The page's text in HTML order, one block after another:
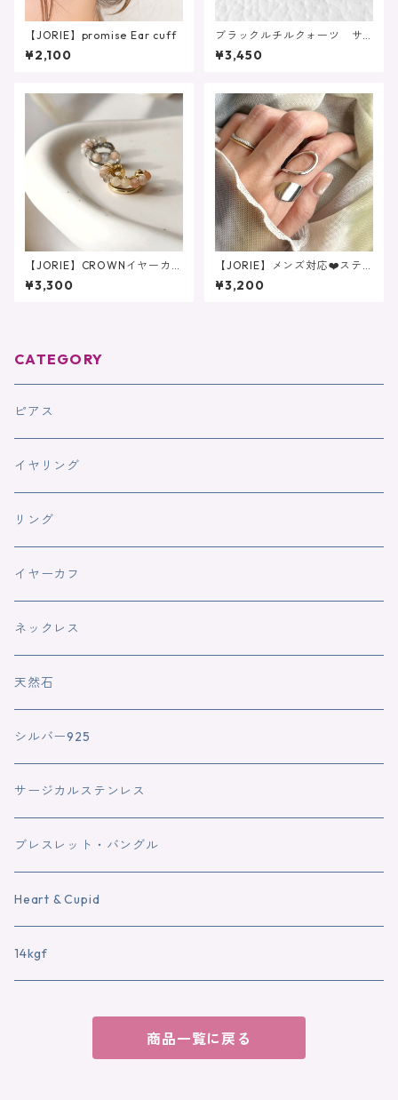
【JORIE】promise Ear cuff
¥2,100
ブラックルチルクォーツ サ
ージカルステンレス刻印あり
（ピアス/イヤリング対応）
¥3,450
【JORIE】CROWNイヤーカ
フ 金属アレルギー対応 ム
ーンストーン マルチカラ
¥3,300
【JORIE】メンズ対応❤️ステ
ンレス サイズフリーの大人
のニュアンスリング 金属ア
¥3,200
CATEGORY
ピアス
イヤリング
リング
イヤーカフ
ネックレス
天然石
シルバー925
サージカルステンレス
ブレスレット・バングル
Heart & Cupid
14kgf
商品一覧に戻る